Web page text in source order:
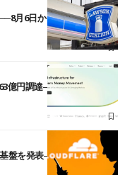
月6日からJPYCやUSDC対
億円調達──ソニーやスタン
盤を発表──まずハンドル名